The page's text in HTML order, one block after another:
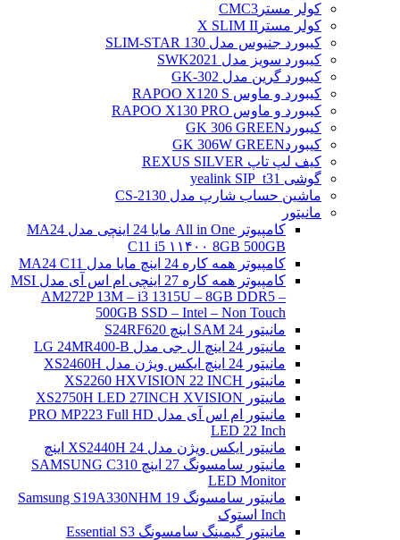
کولر مسترCMC3
کولر مسترX SLIM II
کیبورد جنیوس مدل SLIM-STAR 130
کیبورد سویز مدل SWK2021
کیبورد گرین مدل GK-302
کیبورد و ماوس RAPOO X120 S
کیبورد و ماوس RAPOO X130 PRO
کیبوردGK 306 GREEN
کیبوردGK 306W GREEN
کیف لپ تاپ REXUS SILVER
گوشی yealink SIP_t31
ماشین حساب شارپ مدل CS-2130
مانیتور
کامپیوتر All in One مایا 24 اینچی مدل MA24
C11 i5 ۱۱۴۰۰ 8GB 500GB
کامپیوتر همه کاره 24 اینچ مایا مدل MA24 C11
کامپیوتر همه کاره 27 اینچی ام اس آی مدل MSI
AM272P 13M – i3 1315U – 8GB DDR5 –
500GB SSD – Intel – Non Touch
مانیتور 24 SAM اینچ S24RF620
مانیتور 24 اینچ ال جی مدل LG 24MR400-B
مانیتور 24 اینچ ایکس ویژن مدل XS2460H
مانیتور XS2260 HXVISION 22 INCH
مانیتور XS2750H LED 27INCH XVISION
مانیتور ام اس آی مدل PRO MP223 Full HD
LED 22 Inch
مانیتور ایکس ویژن مدل XS2440H 24 اینچ
مانیتور سامسونگ 27 اینچ SAMSUNG C310
LED Monitor
مانیتور سامسونگ Samsung S19A330NHM 19
Inch استوک
مانیتور گیمینگ سامسونگ Essential S3